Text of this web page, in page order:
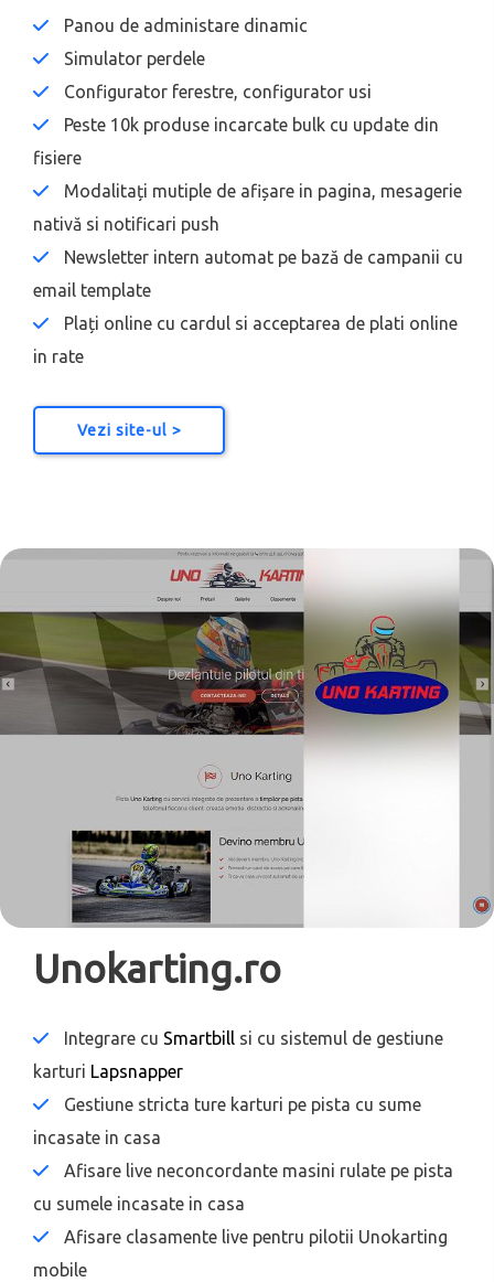
Panou de administare dinamic
Simulator perdele
Configurator ferestre, configurator usi
Peste 10k produse incarcate bulk cu update din
fisiere
Modalitați mutiple de afișare in pagina, mesagerie
nativă si notificari push
Newsletter intern automat pe bază de campanii cu
email template
Plați online cu cardul si acceptarea de plati online
in rate
Vezi site-ul >
Unokarting.ro
Integrare cu Smartbill si cu sistemul de gestiune
karturi Lapsnapper
Gestiune stricta ture karturi pe pista cu sume
incasate in casa
Afisare live neconcordante masini rulate pe pista
cu sumele incasate in casa
Afisare clasamente live pentru pilotii Unokarting
mobile